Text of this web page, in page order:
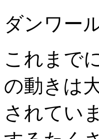
ダンワー
これまで
の動きは
されてい